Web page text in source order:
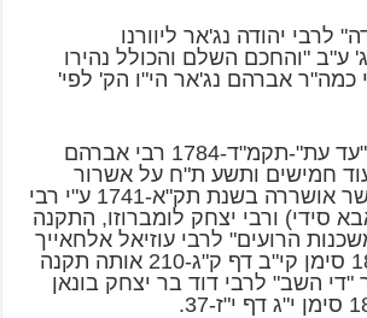
לרבי יהודה נג'אר ליוורנו
1794 דף ג' ע"ב "והחכם השלם והכולל נהירו
כמה"ר אברהם נג'אר הי"ו הק' לפי'
הר"ח אלול שנת "עד עת"-תקמ"ד-1784 רבי אברהם
חמישים ותשע ת"ח על אשרור
"תקנת הבשר" אשר אושררה בשנת תק"א-1741 ע"י רבי
סידי) ורבי יצחק לומברוזו, התקנה
הרועים" לרבי עוזיאל אלחאייך
ליוורנו תר"כ-1860 סימן קי"ב דף ק"ג-210 אותה תקנה
השב" לרבי דוד בר יצחק בונאן